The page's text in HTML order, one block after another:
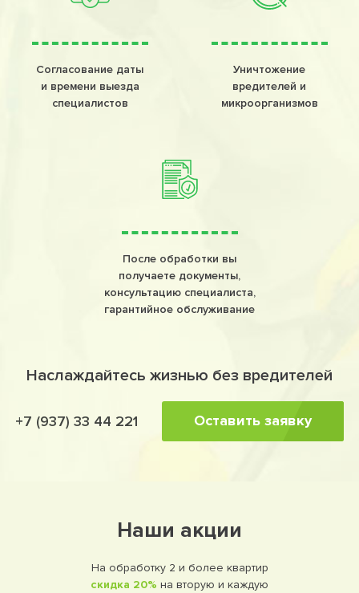
Согласование даты
и времени выезда
специалистов
Уничтожение
вредителей и
микроорганизмов
После обработки вы
получаете документы,
консультацию специалиста,
гарантийное обслуживание
Наслаждайтесь жизнью без вредителей
+7 (937) 33 44 221 Оставить заявку
Наши акции
На обработку 2 и более квартир
скидка 20% на вторую и каждую